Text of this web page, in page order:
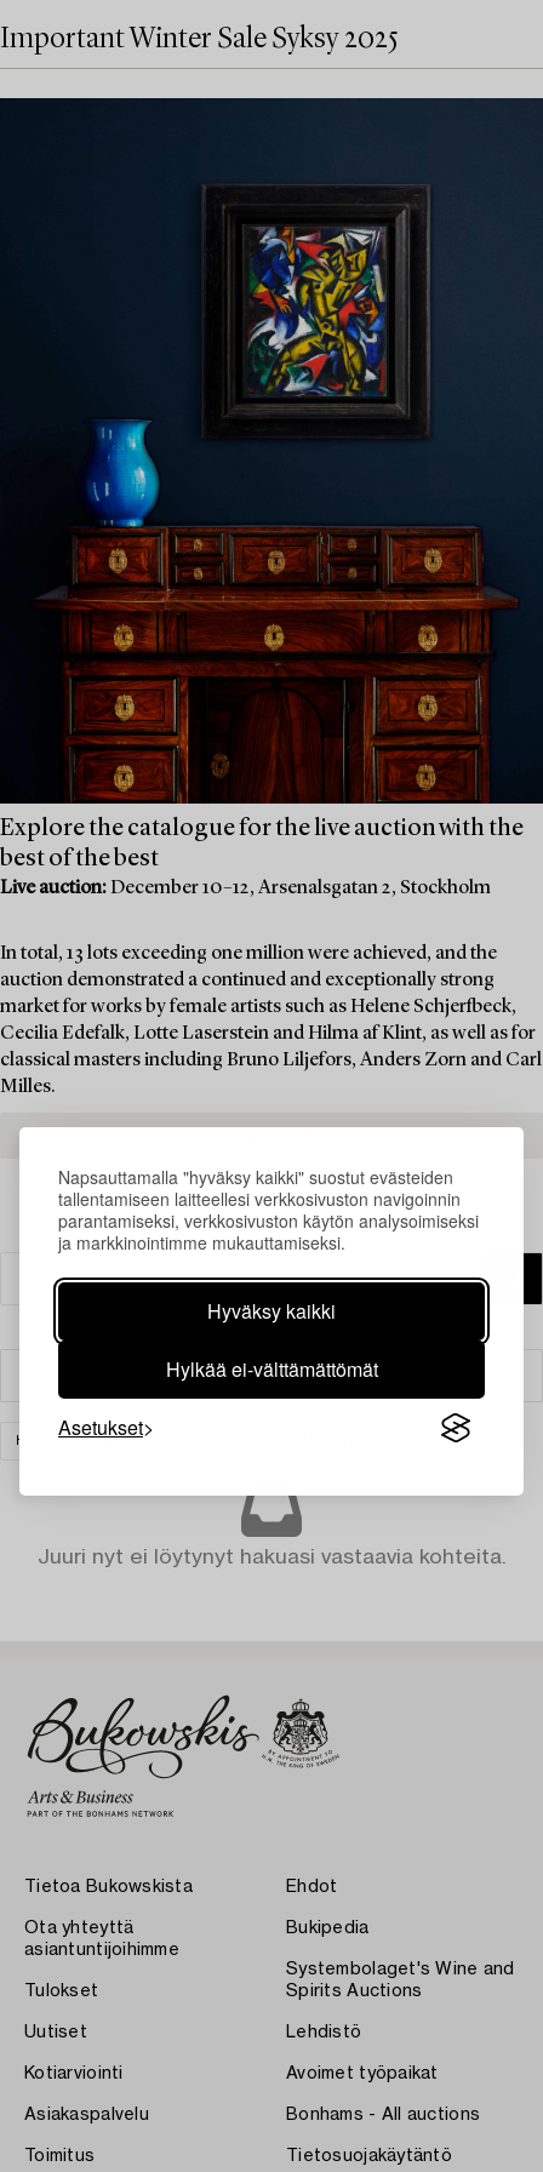
Napsauttamalla "hyväksy kaikki" suostut evästeiden
tallentamiseen laitteellesi verkkosivuston navigoinnin
parantamiseksi, verkkosivuston käytön analysoimiseksi
ja markkinointimme mukauttamiseksi.
Hyväksy kaikki
Hylkää ei-välttämättömät
Asetukset
Important Winter Sale Syksy 2025
Explore the catalogue for the live auction with the
best of the best
Live auction: December 10–12, Arsenalsgatan 2, Stockholm
In total, 13 lots exceeding one million were achieved, and the
auction demonstrated a continued and exceptionally strong
market for works by female artists such as Helene Schjerfbeck,
Cecilia Edefalk, Lotte Laserstein and Hilma af Klint, as well as for
classical masters including Bruno Liljefors, Anders Zorn and Carl
Milles.
Suodatin
HOPEA JA ARVOESINEET
Juuri nyt ei löytynyt hakuasi vastaavia kohteita.
Tietoa Bukowskista
Ota yhteyttä
asiantuntijoihimme
Tulokset
Uutiset
Kotiarviointi
Asiakaspalvelu
Toimitus
Ehdot
Bukipedia
Systembolaget's Wine and
Spirits Auctions
Lehdistö
Avoimet työpaikat
Bonhams - All auctions
Tietosuojakäytäntö